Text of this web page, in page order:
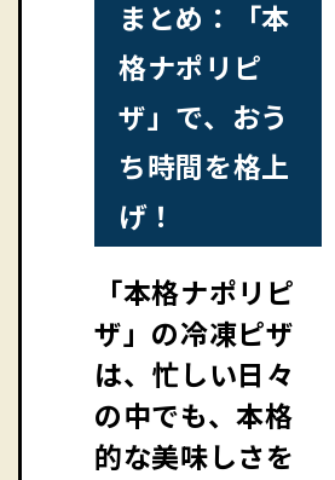
まとめ：「本
格ナポリピ
ザ」で、おう
ち時間を格上
げ！
「本格ナポリピ
ザ」の冷凍ピザ
は、忙しい日々
の中でも、本格
的な美味しさを